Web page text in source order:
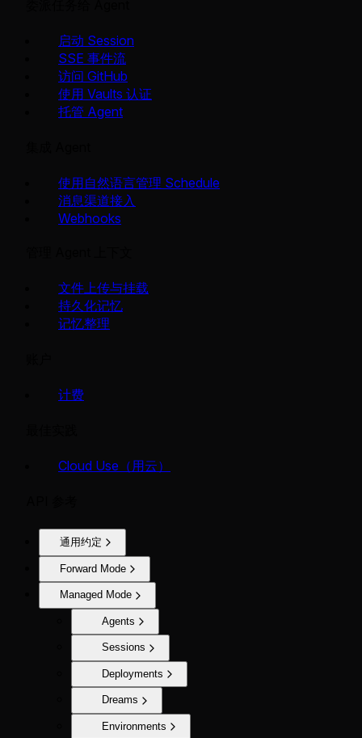
启动 Session
SSE 事件流
访问 GitHub
使用 Vaults 认证
托管 Agent
使用自然语言管理 Schedule
消息渠道接入
Webhooks
文件上传与挂载
持久化记忆
记忆整理
计费
Cloud Use（用云）
通用约定
Forward Mode
Managed Mode
Agents
Sessions
Deployments
Dreams
Environments